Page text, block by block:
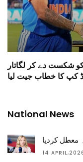
کو شکست دے کر لگاتار
National News
معطل کردیا
14